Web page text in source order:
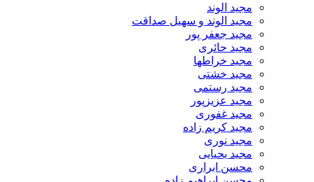
مجید الوند‎
مجید الوند و سهیل صداقت
مجید جعفر پور
مجید حائری
مجید خراطها
مجید خشتی
مجید رستمی
مجید عزیزپور
مجید غفوری
مجید کریم زاده
مجید نوری
مجید یحیایی
محسن ابراری